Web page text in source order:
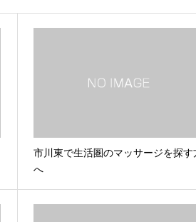
市川東で生活圏のマッサージを探す
へ